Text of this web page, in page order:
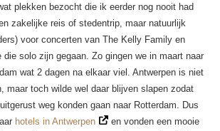
plekken bezocht die ik eerder nog nooit had
zakelijke reis of stedentrip, maar natuurlijk
voor concerten van The Kelly Family en
die solo zijn gegaan. Zo gingen we in maart naar
wat 2 dagen na elkaar viel. Antwerpen is niet
maar toch wilde wel daar blijven slapen zodat
weg konden gaan naar Rotterdam. Dus
hotels in Antwerpen
en vonden een mooie